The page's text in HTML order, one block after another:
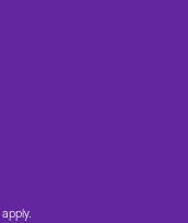
apply.